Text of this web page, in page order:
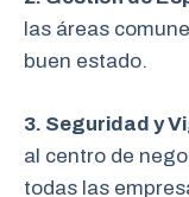
las áreas
buen estado.
3. Seguridad y
al centro de
todas las